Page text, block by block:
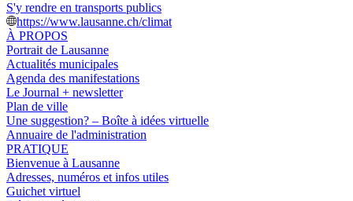
S'y rendre en transports publics
https://www.lausanne.ch/climat
À PROPOS
Portrait de Lausanne
Actualités municipales
Agenda des manifestations
Le Journal + newsletter
Plan de ville
Une suggestion? – Boîte à idées virtuelle
Annuaire de l'administration
PRATIQUE
Bienvenue à Lausanne
Adresses, numéros et infos utiles
Guichet virtuel